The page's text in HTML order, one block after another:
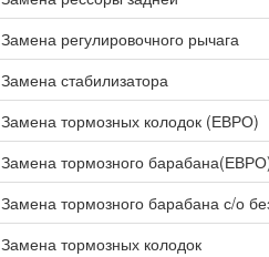
Замена регулировочного рычага
Замена стабилизатора
Замена тормозных колодок (ЕВРО)
Замена тормозного
Замена тормозного барабана с/о
Замена тормозных колодок